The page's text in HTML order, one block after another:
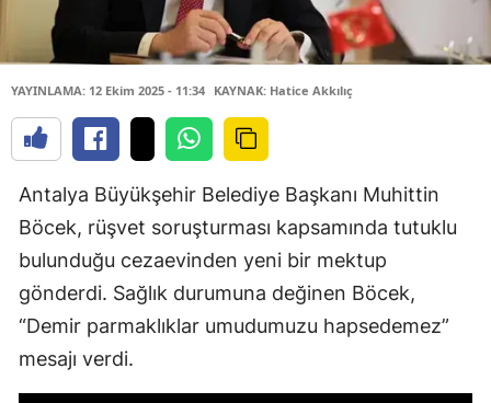
YAYINLAMA: 12 Ekim 2025 - 11:34 KAYNAK: Hatice Akkılıç
Antalya Büyükşehir Belediye Başkanı Muhittin
Böcek, rüşvet soruşturması kapsamında tutuklu
bulunduğu cezaevinden yeni bir mektup
gönderdi. Sağlık durumuna değinen Böcek,
“Demir parmaklıklar umudumuzu hapsedemez”
mesajı verdi.